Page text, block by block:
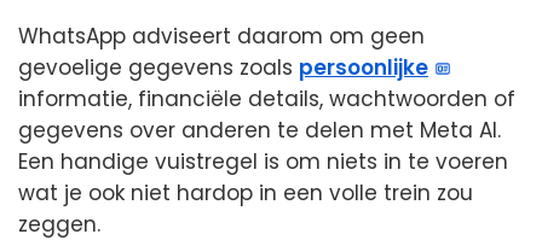
WhatsApp adviseert daarom om geen
gevoelige gegevens zoals persoonlijke
informatie, financiële details, wachtwoorden of
gegevens over anderen te delen met Meta AI.
Een handige vuistregel is om niets in te voeren
wat je ook niet hardop in een volle trein zou
zeggen.